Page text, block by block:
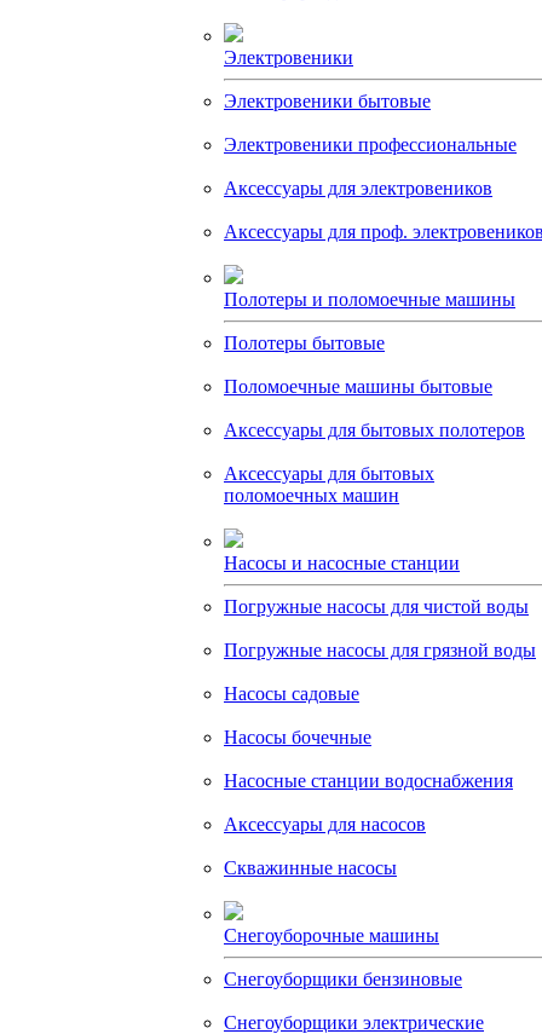
Электровеники
Электровеники бытовые
Электровеники профессиональные
Аксессуары для электровеников
Аксессуары для проф.
Полотеры и поломоечные машины
Полотеры бытовые
Поломоечные машины бытовые
Аксессуары для бытовых полотеров
Аксессуары для бытовых
поломоечных машин
Насосы и насосные станции
Погружные насосы для чистой воды
Погружные насосы для грязной воды
Насосы садовые
Насосы бочечные
Насосные станции водоснабжения
Аксессуары для насосов
Скважинные насосы
Снегоуборочные машины
Снегоуборщики бензиновые
Снегоуборщики электрические